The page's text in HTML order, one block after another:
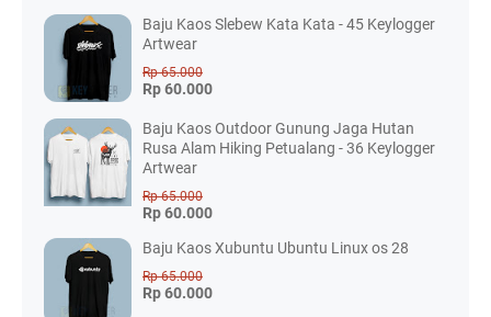
Baju Kaos Slebew Kata Kata - 45 Keylogger
Artwear
Rp 65.000
Rp 60.000
Baju Kaos Outdoor Gunung Jaga Hutan
Rusa Alam Hiking Petualang - 36 Keylogger
Artwear
Rp 65.000
Rp 60.000
Baju Kaos Xubuntu Ubuntu Linux os 28
Rp 65.000
Rp 60.000